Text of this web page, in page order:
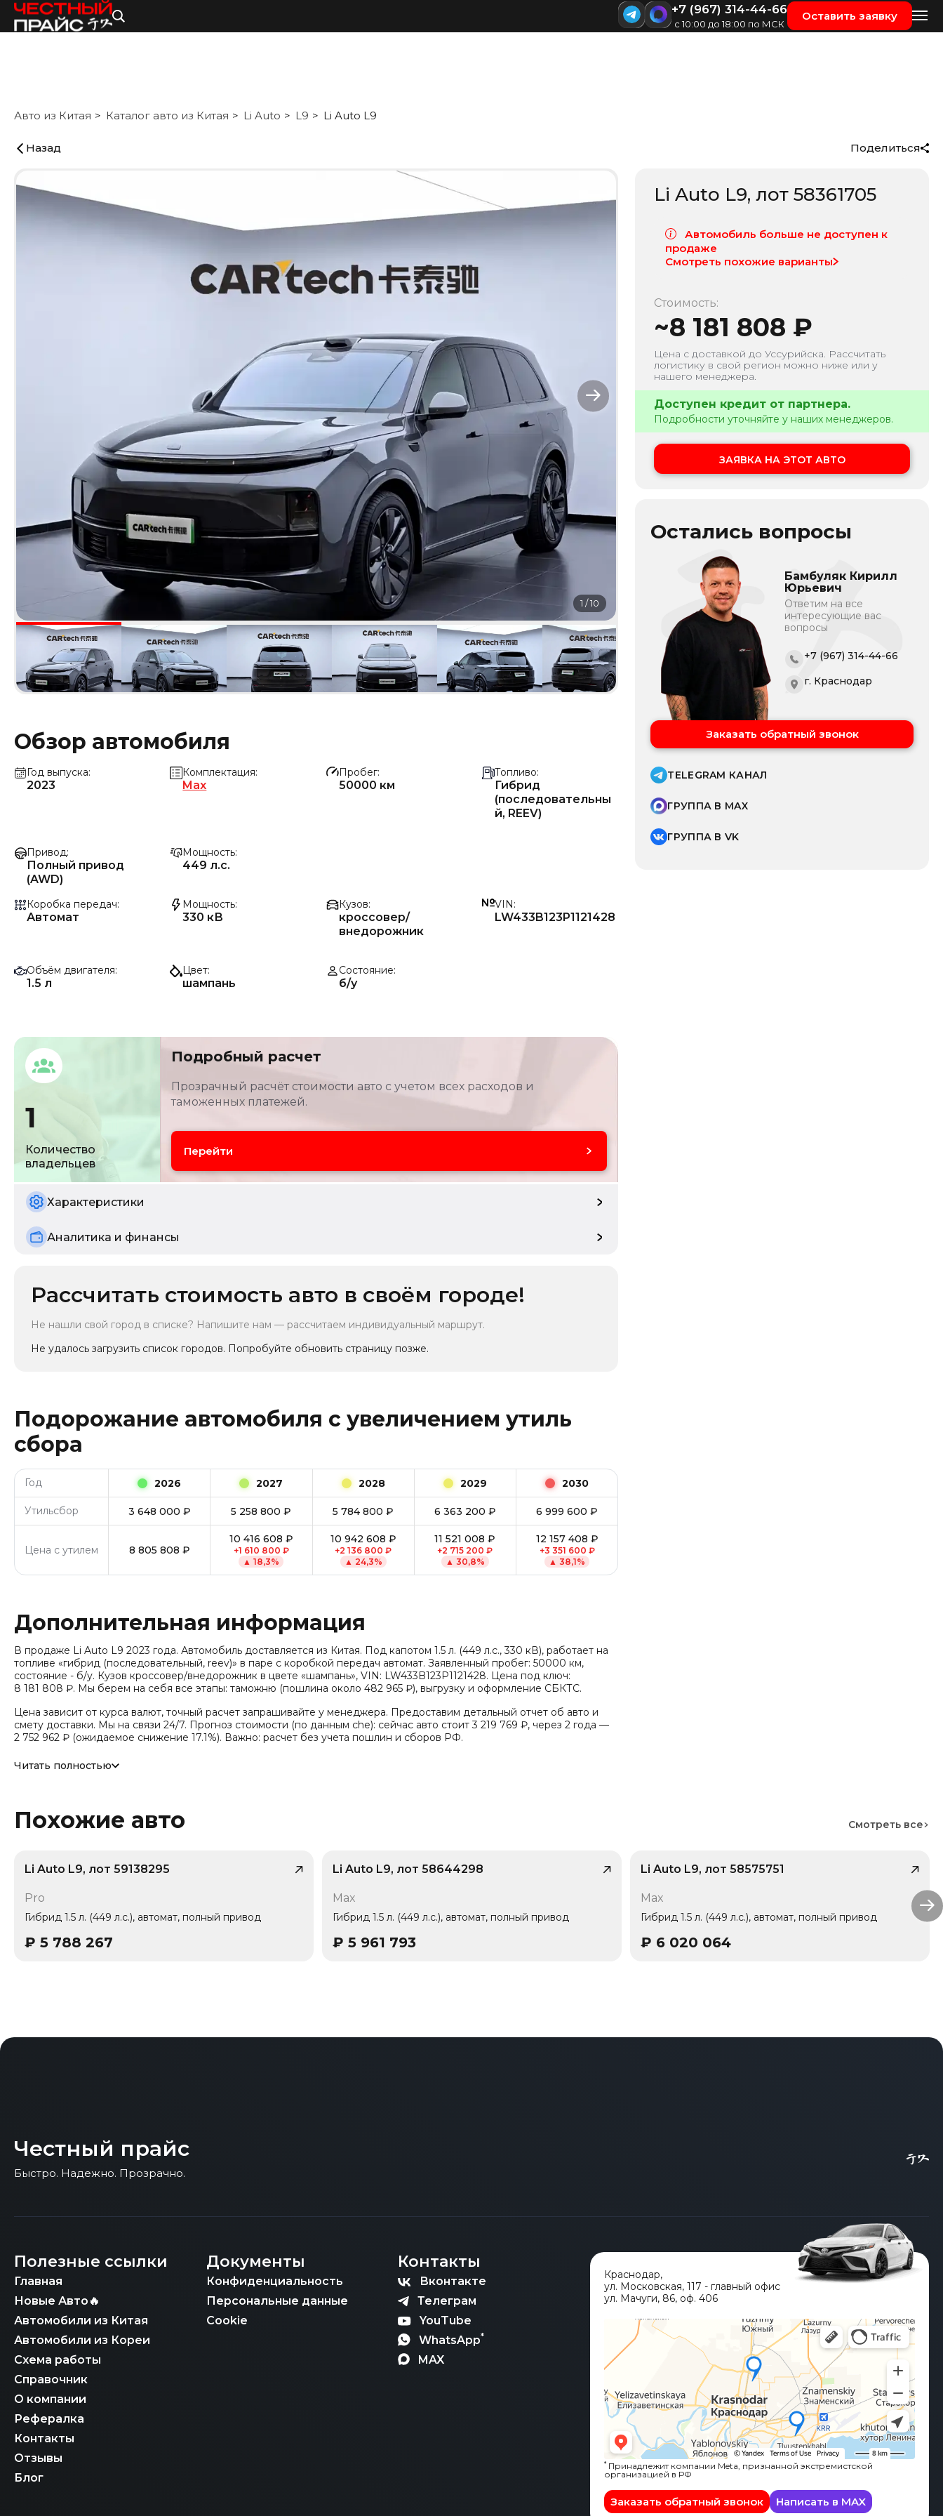
+7 (967) 314-44-66
с 10:00 до 18:00 по МСК
Оставить заявку
Авто из Китая Каталог авто из Китая Li Auto L9 Li Auto L9
Назад Поделиться
1 /10
Обзор автомобиля
Год выпуска
2023
Комплектация
Max
Пробег
50000 км
Топливо
Гибрид
(последовательны
й, REEV)
Привод
Полный привод
(AWD)
Мощность
449 л.с.
Коробка передач
Автомат
Мощность
330 кВ
Кузов
кроссовер/
внедорожник
VIN
LW433B123P1121428
Объём двигателя
1.5 л
Цвет
шампань
Состояние
б/у
1
Количество
владельцев
Подробный расчет
Прозрачный расчёт стоимости авто с учетом всех расходов и
таможенных платежей.
Перейти
Характеристики
Аналитика и финансы
Рассчитать стоимость авто в своём городе!
Не нашли свой город в списке? Напишите нам — рассчитаем индивидуальный маршрут.
Не удалось загрузить список городов. Попробуйте обновить страницу позже.
Подорожание автомобиля с увеличением утиль
сбора
Год 2026 2027 2028 2029 2030
Утильсбор 3 648 000 ₽ 5 258 800 ₽ 5 784 800 ₽ 6 363 200 ₽ 6 999 600 ₽
Цена с утилем 8 805 808 ₽
10 416 608 ₽
+1 610 800 ₽
▲18,3%
10 942 608 ₽
+2 136 800 ₽
▲ 24,3%
11 521 008 ₽
+2 715 200 ₽
▲ 30,8%
12 157 408 ₽
+3 351 600 ₽
▲38,1%
Дополнительная информация
В продаже Li Auto L9 2023 года. Автомобиль доставляется из Китая. Под капотом 1.5 л. (449 л.с., 330 кВ), работает на
топливе «гибрид (последовательный, reev)» в паре с коробкой передач автомат. Заявленный пробег: 50000 км,
состояние - б/у. Кузов кроссовер/внедорожник в цвете «шампань», VIN: LW433B123P1121428. Цена под ключ:
8 181 808 ₽. Мы берем на себя все этапы: таможню (пошлина около 482 965 ₽), выгрузку и оформление СБКТС.
Цена зависит от курса валют, точный расчет запрашивайте у менеджера. Предоставим детальный отчет об авто и
смету доставки. Мы на связи 24/7. Прогноз стоимости (по данным che): сейчас авто стоит 3 219 769 ₽, через 2 года —
2 752 962 ₽ (ожидаемое снижение 17.1%). Важно: расчет без учета пошлин и сборов РФ.
Привод - Полный привод (AWD).
Читать полностью
Li Auto L9, лот58361705
Автомобиль больше не доступен к
продаже
Смотреть похожие варианты
Стоимость:
~8 181 808 ₽
Цена с доставкой до Уссурийска. Рассчитать
логистику в свой регион можно ниже или у
нашего менеджера.
Доступен кредит от партнера.
Подробности уточняйте у наших менеджеров.
ЗАЯВКА НА ЭТОТ АВТО
Остались вопросы
Бамбуляк Кирилл
Юрьевич
Ответим на все
интересующие вас
вопросы
+7 (967) 314-44-66
г. Краснодар
Заказать обратный звонок
TELEGRAM КАНАЛ
ГРУППА В MAX
ГРУППА В VK
Похожие авто Смотреть все
Li Auto L9, лот 59138295
Pro
Гибрид 1.5 л. (449 л.с.), автомат, полный привод
₽ 5 788 267
Li Auto L9, лот 58644298
1 владелец
Max
Гибрид 1.5 л. (449 л.с.), автомат, полный привод
₽ 5 961 793
Li Auto L9, лот 58575751
1 владелец
Max
Гибрид 1.5 л. (449 л.с.), автомат, полный привод
₽ 6 020 064
Честный прайс
Быстро. Надежно. Прозрачно.
Полезные ссылки
Главная
Новые Авто🔥
Автомобили из Китая
Автомобили из Кореи
Схема работы
Справочник
О компании
Рефералка
Контакты
Отзывы
Блог
Документы
Конфиденциальность
Персональные данные
Cookie
Контакты
Вконтакте
Телеграм
YouTube
WhatsApp*
MAX
Краснодар,
ул. Московская, 117 - главный офис
ул. Мачуги, 86, оф. 406
*Принадлежит компании Meta, признанной экстремистской
организацией в РФ
Заказать обратный звонок Написать в MAX